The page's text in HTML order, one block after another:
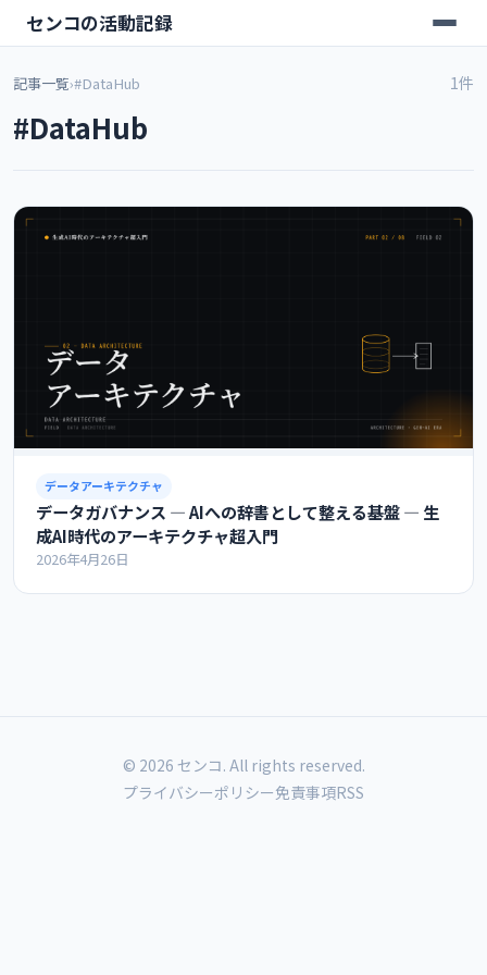
センコの活動記録
記事一覧›#DataHub
#DataHub
1件
データアーキテクチャ
データガバナンス ― AIへの辞書として整える基盤 ― 生
成AI時代のアーキテクチャ超入門
2026年4月26日
© 2026 センコ. All rights reserved.
プライバシーポリシー免責事項RSS